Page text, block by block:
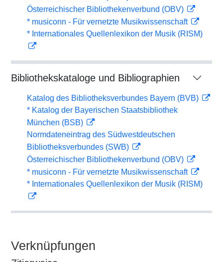
Österreichischer Bibliothekenverbund (OBV)
* musiconn - Für vernetzte Musikwissenschaft
* Internationales Quellenlexikon der Musik (RISM)
Bibliothekskataloge und Bibliographien
Katalog des Bibliotheksverbundes Bayern (BVB)
* Katalog der Bayerischen Staatsbibliothek
München (BSB)
Normdateneintrag des Südwestdeutschen
Bibliotheksverbundes (SWB)
Österreichischer Bibliothekenverbund (OBV)
* musiconn - Für vernetzte Musikwissenschaft
* Internationales Quellenlexikon der Musik (RISM)
Verknüpfungen